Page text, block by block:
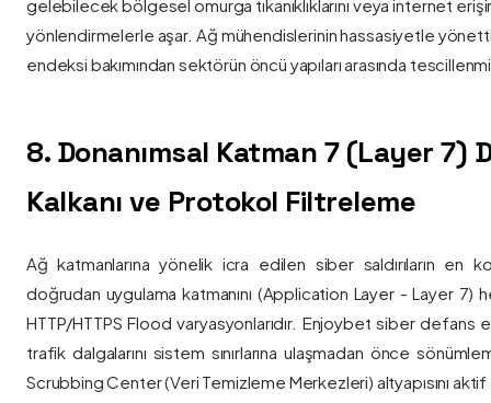
gelebilecek bölgesel omurga tıkanıklıklarını veya internet
yönlendirmelerle aşar. Ağ mühendislerinin hassasiyetle
endeksi bakımından sektörün öncü yapıları arasında
8. Donanımsal Katman 7 (Layer 7)
Kalkanı ve Protokol Filtreleme
Ağ katmanlarına yönelik icra edilen siber saldırıların en
doğrudan uygulama katmanını (Application Layer - Layer 7)
HTTP/HTTPS Flood varyasyonlarıdır. Enjoybet siber
trafik dalgalarını sistem sınırlarına ulaşmadan önce
Scrubbing Center (Veri Temizleme Merkezleri) altyapısını